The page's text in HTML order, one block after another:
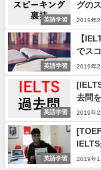
英語学習
グの
2019年2
英語学習
【
でス
2019年2
英語学習
去問
2019年2
英語学習 2019年1